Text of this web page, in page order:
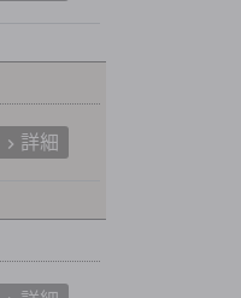
詳細